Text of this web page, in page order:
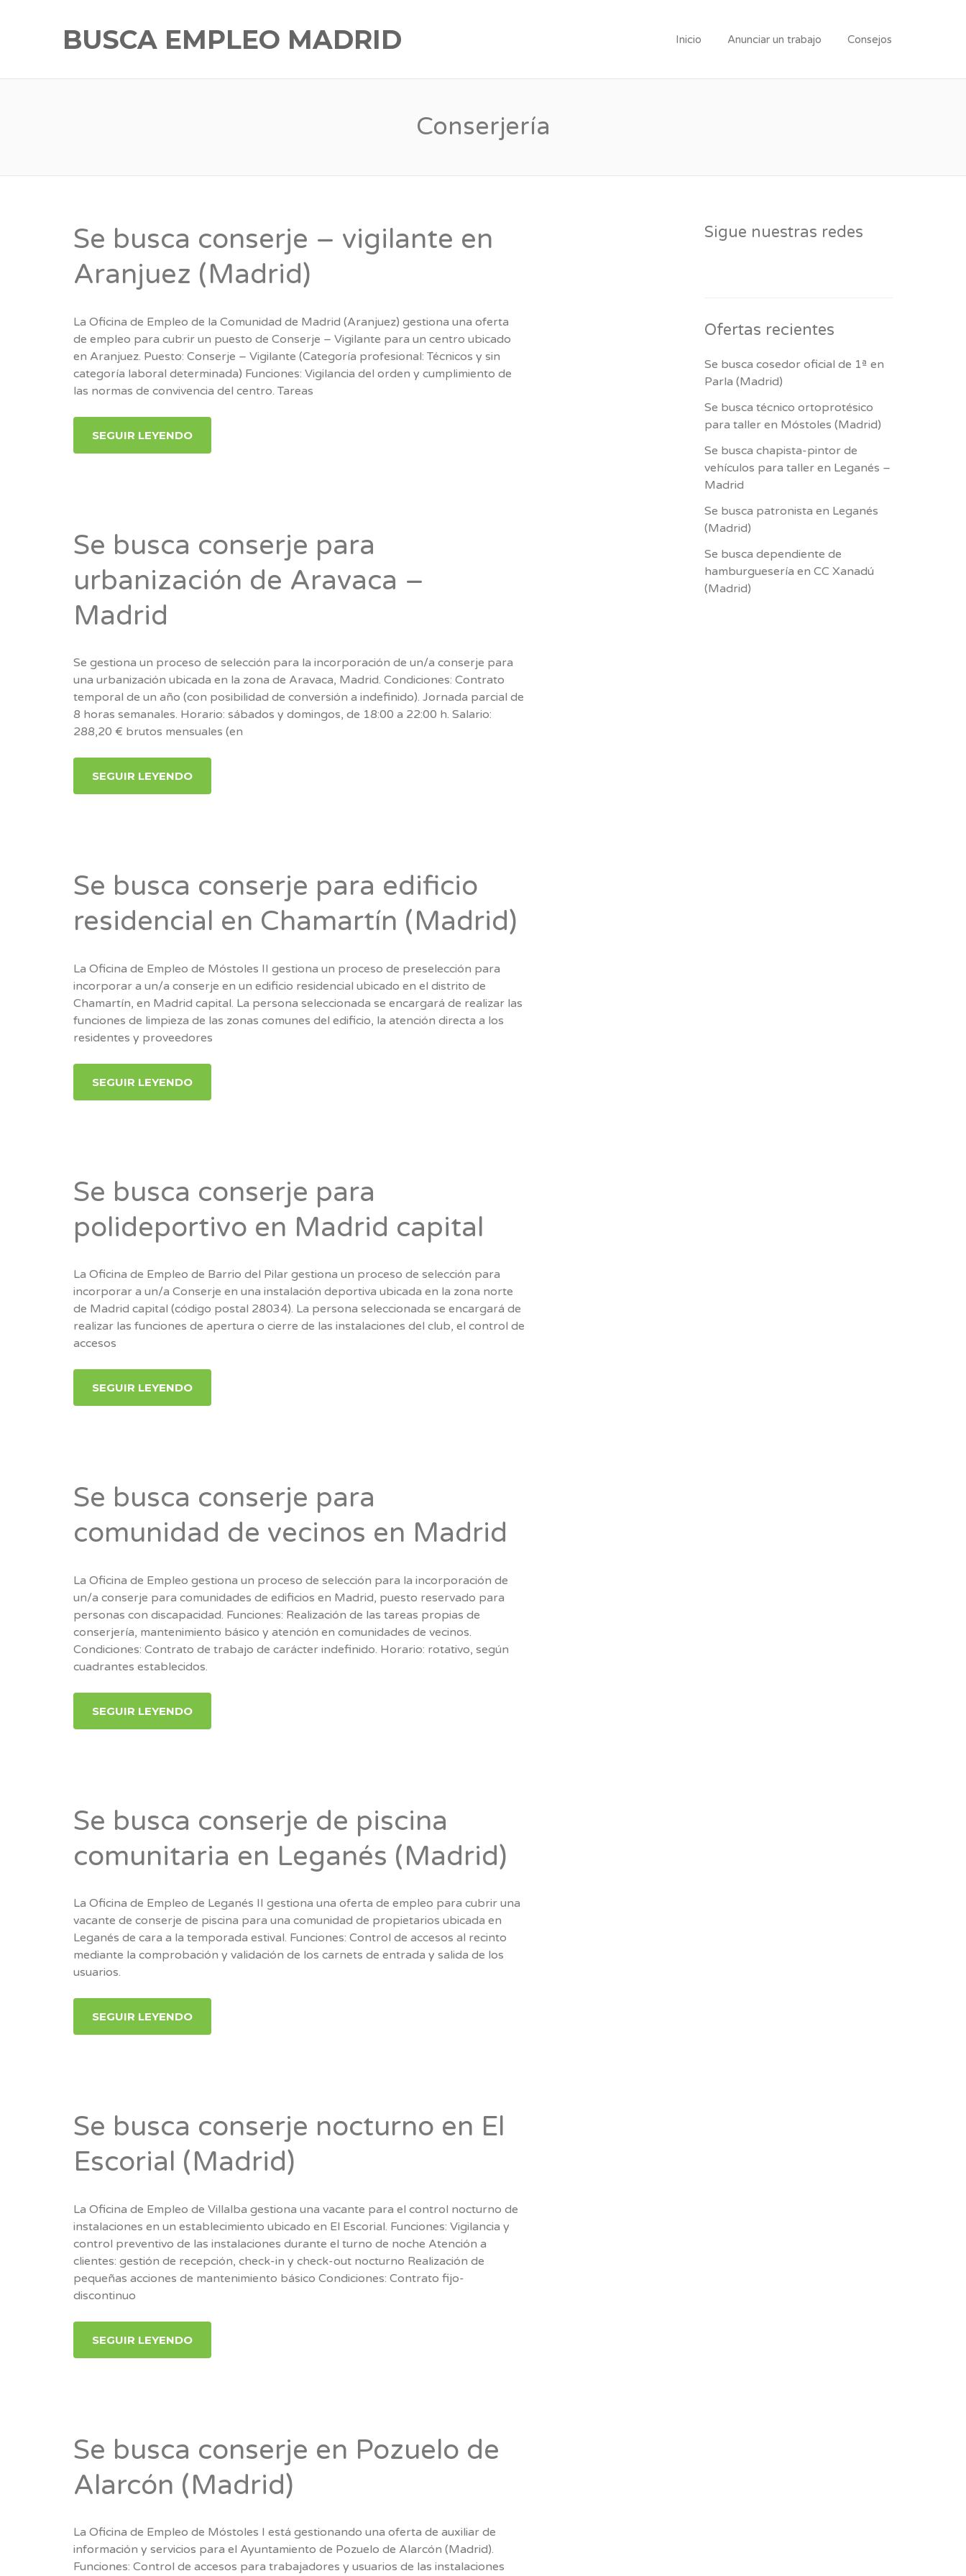
BUSCA EMPLEO MADRID Inicio Anunciar un trabajo Consejos
Conserjería
Se busca conserje – vigilante en
Aranjuez (Madrid)
La Oficina de Empleo de la Comunidad de Madrid (Aranjuez) gestiona una oferta
de empleo para cubrir un puesto de Conserje – Vigilante para un centro ubicado
en Aranjuez. Puesto: Conserje – Vigilante (Categoría profesional: Técnicos y sin
categoría laboral determinada) Funciones: Vigilancia del orden y cumplimiento de
las normas de convivencia del centro. Tareas
SEGUIR LEYENDO
Se busca conserje para
urbanización de Aravaca –
Madrid
Se gestiona un proceso de selección para la incorporación de un/a conserje para
una urbanización ubicada en la zona de Aravaca, Madrid. Condiciones: Contrato
temporal de un año (con posibilidad de conversión a indefinido). Jornada parcial de
8 horas semanales. Horario: sábados y domingos, de 18:00 a 22:00 h. Salario:
288,20 € brutos mensuales (en
SEGUIR LEYENDO
Se busca conserje para edificio
residencial en Chamartín (Madrid)
La Oficina de Empleo de Móstoles II gestiona un proceso de preselección para
incorporar a un/a conserje en un edificio residencial ubicado en el distrito de
Chamartín, en Madrid capital. La persona seleccionada se encargará de realizar las
funciones de limpieza de las zonas comunes del edificio, la atención directa a los
residentes y proveedores
SEGUIR LEYENDO
Se busca conserje para
polideportivo en Madrid capital
La Oficina de Empleo de Barrio del Pilar gestiona un proceso de selección para
incorporar a un/a Conserje en una instalación deportiva ubicada en la zona norte
de Madrid capital (código postal 28034). La persona seleccionada se encargará de
realizar las funciones de apertura o cierre de las instalaciones del club, el control de
accesos
SEGUIR LEYENDO
Se busca conserje para
comunidad de vecinos en Madrid
La Oficina de Empleo gestiona un proceso de selección para la incorporación de
un/a conserje para comunidades de edificios en Madrid, puesto reservado para
personas con discapacidad. Funciones: Realización de las tareas propias de
conserjería, mantenimiento básico y atención en comunidades de vecinos.
Condiciones: Contrato de trabajo de carácter indefinido. Horario: rotativo, según
cuadrantes establecidos.
SEGUIR LEYENDO
Se busca conserje de piscina
comunitaria en Leganés (Madrid)
La Oficina de Empleo de Leganés II gestiona una oferta de empleo para cubrir una
vacante de conserje de piscina para una comunidad de propietarios ubicada en
Leganés de cara a la temporada estival. Funciones: Control de accesos al recinto
mediante la comprobación y validación de los carnets de entrada y salida de los
usuarios.
SEGUIR LEYENDO
Se busca conserje nocturno en El
Escorial (Madrid)
La Oficina de Empleo de Villalba gestiona una vacante para el control nocturno de
instalaciones en un establecimiento ubicado en El Escorial. Funciones: Vigilancia y
control preventivo de las instalaciones durante el turno de noche Atención a
clientes: gestión de recepción, check-in y check-out nocturno Realización de
pequeñas acciones de mantenimiento básico Condiciones: Contrato fijo-
discontinuo
SEGUIR LEYENDO
Se busca conserje en Pozuelo de
Alarcón (Madrid)
La Oficina de Empleo de Móstoles I está gestionando una oferta de auxiliar de
información y servicios para el Ayuntamiento de Pozuelo de Alarcón (Madrid).
Funciones: Control de accesos para trabajadores y usuarios de las instalaciones
Sigue nuestras redes
Ofertas recientes
Se busca cosedor oficial de 1ª en
Parla (Madrid)
Se busca técnico ortoprotésico
para taller en Móstoles (Madrid)
Se busca chapista-pintor de
vehículos para taller en Leganés –
Madrid
Se busca patronista en Leganés
(Madrid)
Se busca dependiente de
hamburguesería en CC Xanadú
(Madrid)